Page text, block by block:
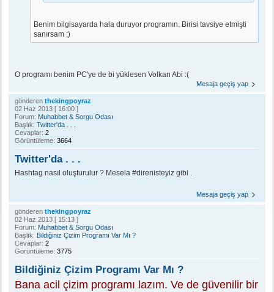
Benim bilgisayarda hala duruyor programın. Birisi tavsiye etmişti
sanırsam ;)
O programı benim PC'ye de bi yüklesen Volkan Abi :(
Mesaja geçiş yap
gönderen thekingpoyraz
02 Haz 2013 [ 16:00 ]
Forum: Muhabbet & Sorgu Odası
Başlık: Twitter'da . . .
Cevaplar: 2
Görüntüleme: 3664
Twitter'da . . .
Hashtag nasıl oluşturulur ? Mesela #direnisteyiz gibi .
Mesaja geçiş yap
gönderen thekingpoyraz
02 Haz 2013 [ 15:13 ]
Forum: Muhabbet & Sorgu Odası
Başlık: Bildiğiniz Çizim Programı Var Mı ?
Cevaplar: 2
Görüntüleme: 3775
Bildiğiniz Çizim Programı Var Mı ?
Bana acil çizim programı lazım. Ve de güvenilir bir